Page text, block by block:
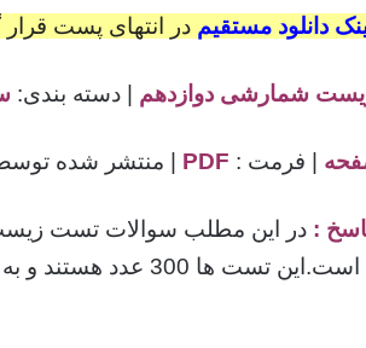
دانلود مستقیم در انتهای پست
شمارشی دوازدهم | دسته بندی:
| فرمت : | منتشر شده
: در این مطلب سوالات تست
شمارشی برای شما قرار داده شده